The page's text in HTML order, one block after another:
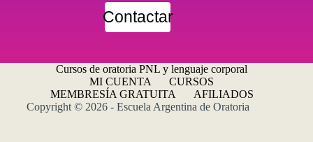
Contactar
Cursos de oratoria PNL y lenguaje corporal
MI CUENTA
CURSOS
MEMBRESÍA GRATUITA
AFILIADOS
Copyright © 2026 - Escuela Argentina de Oratoria